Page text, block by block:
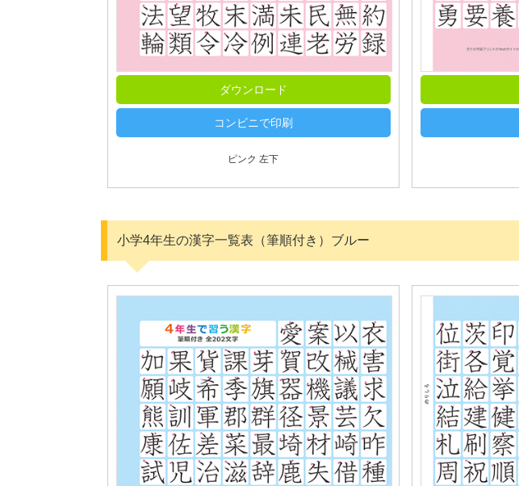
ダウンロード
コンビニで印刷
ピンク 左下
小学4年生の漢字一覧表（筆順付き）ブルー